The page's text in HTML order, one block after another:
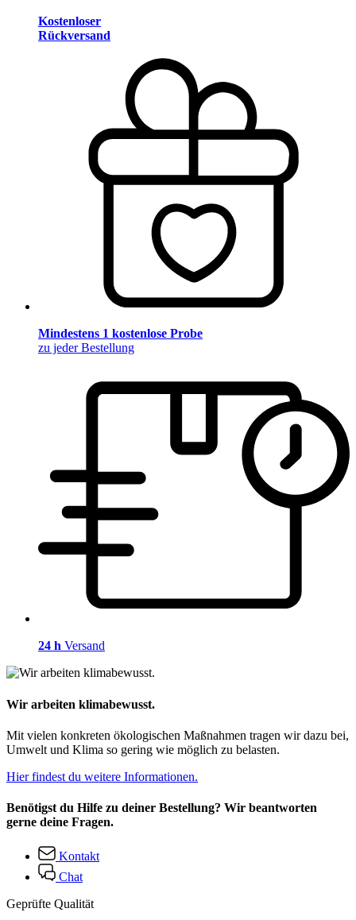
Kostenloser
Rückversand
Mindestens 1 kostenlose Probe
zu jeder Bestellung
24 h Versand
Wir arbeiten klimabewusst.
Mit vielen konkreten ökologischen Maßnahmen tragen wir dazu bei,
Umwelt und Klima so gering wie möglich zu belasten.
Hier findest du weitere Informationen.
Benötigst du Hilfe zu deiner Bestellung? Wir beantworten
gerne deine Fragen.
Kontakt
Chat
Geprüfte Qualität